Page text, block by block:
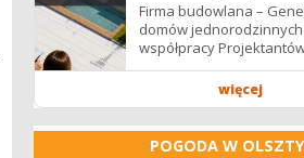
Firma budowlana –
domów
współpracy Projektantów
współpracy: B2B /
więcej
POGODA W